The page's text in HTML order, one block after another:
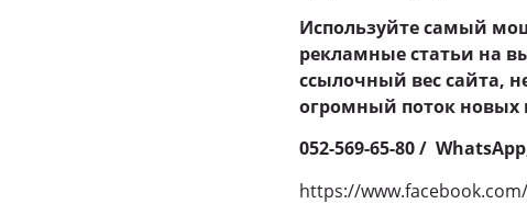
Используйте самый
рекламные статьи на
ссылочный вес сайта,
огромный поток новых
052-569-65-80 / WhatsApp
https://